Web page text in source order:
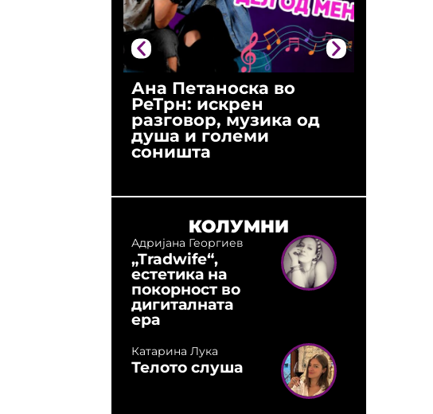
Ана Петаноска во
РеТрн: искрен
разговор, музика од
душа и големи
соништа
КОЛУМНИ
Адријана Георгиев
„Tradwife“,
естетика на
покорност во
дигиталната
ера
Катарина Лука
Телото слуша